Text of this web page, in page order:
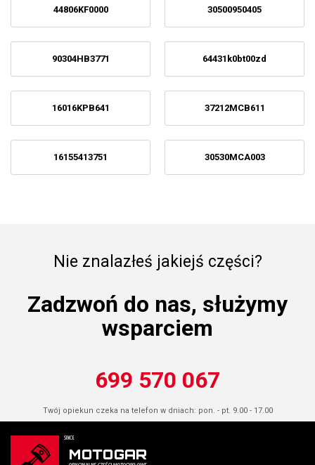
44806KF0000 30500950405
90304HB3771 64431k0bt00zd
16016KPB641 37212MCB611
16155413751 30530MCA003
Nie znalazłeś jakiejś części?
Zadzwoń do nas, służymy
wsparciem
699 570 067
Twój opiekun czeka na telefon w dniach: pon. - pt. 9.00 - 17.00